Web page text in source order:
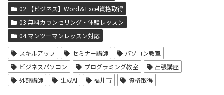
02.【ビジネス】Word＆Excel資格取得
03.無料カウンセリング・体験レッスン
04.マンツーマンレッスン対応
スキルアップ セミナー講師
パソコン教室
ビジネスパソコン
プログラミング教室
出張講座
外部講師
生成AI 福井市 資格取得